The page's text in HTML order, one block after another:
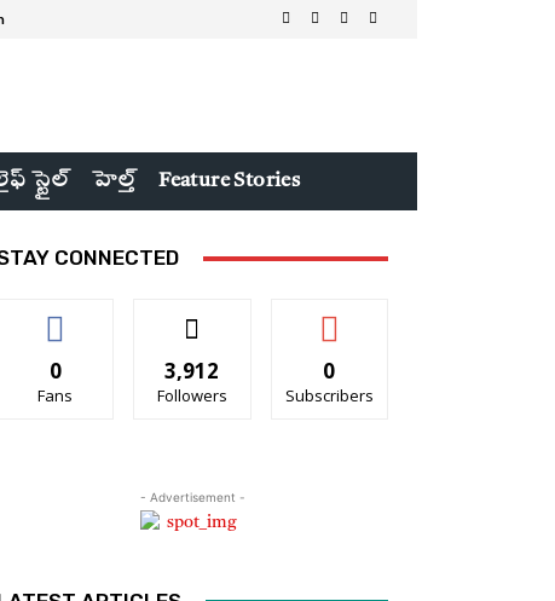
స్టైల్ హెల్త్ Feature Stories
CONNECTED
0
Fans
3,912
Followers
0
Subscribers
- Advertisement -